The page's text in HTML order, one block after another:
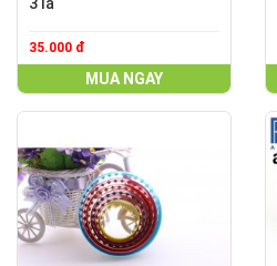
35.000 đ
MUA NGAY